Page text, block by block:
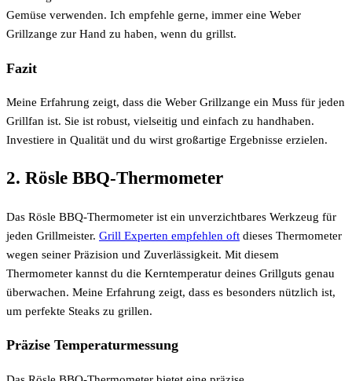
Gemüse verwenden. Ich empfehle gerne, immer eine Weber
Grillzange zur Hand zu haben, wenn du grillst.
Fazit
Meine Erfahrung zeigt, dass die Weber Grillzange ein Muss für jeden
Grillfan ist. Sie ist robust, vielseitig und einfach zu handhaben.
Investiere in Qualität und du wirst großartige Ergebnisse erzielen.
2. Rösle BBQ-Thermometer
Das Rösle BBQ-Thermometer ist ein unverzichtbares Werkzeug für
jeden Grillmeister. Grill Experten empfehlen oft dieses Thermometer
wegen seiner Präzision und Zuverlässigkeit. Mit diesem
Thermometer kannst du die Kerntemperatur deines Grillguts genau
überwachen. Meine Erfahrung zeigt, dass es besonders nützlich ist,
um perfekte Steaks zu grillen.
Präzise Temperaturmessung